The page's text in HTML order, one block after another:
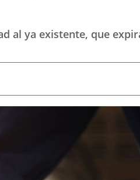
al ya existente, que